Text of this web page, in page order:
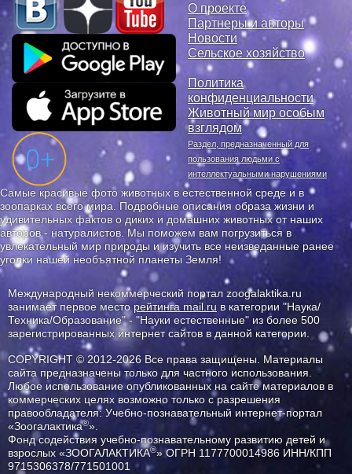
О проекте
Партнеры и авторы
Новости
Сельское хозяйство
Политика
конфиденциальности
Животный мир особым
взглядом
Раздел, предназначенный для
пользования людьми с
интеллектуальными нарушениями
Самые красивые фото животных в естественной среде и в
зоопарках всего мира. Подробные описания образа жизни и
удивительных фактов о диких и домашних животных от наших
авторов - натуралистов. Мы поможем вам погрузиться в
увлекательный мир природы и изучить все неизведанные ранее
уголки нашей необъятной планеты Земля!
Международный некоммерческий портал zoogalaktika.ru
занимает первое месторейтинга mail.ru в категории "Наука/
Техника/Образование" - "Науки естественные" из более 500
зарегистрированных интернет сайтов в данной категории.
COPYRIGHT © 2012-2026 Все права защищены. Материалы
сайта предназначены только для частного использования.
Любое использование опубликованных на сайте материалов в
коммерческих целях возможно только с разрешения
правообладателя: Учебно-познавательный интернет-портал
«Зоогалактика®».
Фонд содействия учебно-познавательному развитию детей и
взрослых «ЗООГАЛАКТИКА®» ОГРН 1177700014986 ИНН/КПП
9715306378/771501001